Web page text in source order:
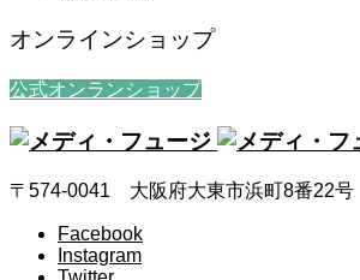
オンラインショップ
公式オンランショップ
〒574-0041 大阪府大東市浜町8番22号
Facebook
Instagram